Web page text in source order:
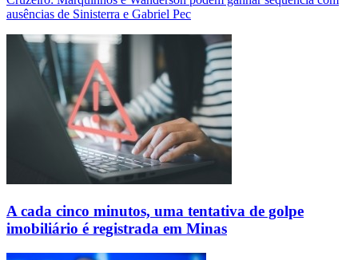
ausências de Sinisterra e Gabriel Pec
A cada cinco minutos, uma tentativa de golpe
imobiliário é registrada em Minas